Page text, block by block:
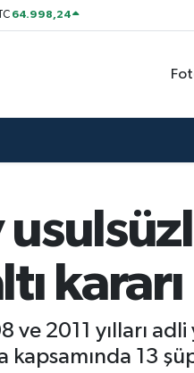
64.998,24
kararı
2011 yılları adli
kapsamında 13